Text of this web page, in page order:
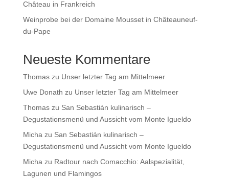
Château in Frankreich
Weinprobe bei der Domaine Mousset in Châteauneuf-
du-Pape
Neueste Kommentare
Thomaszu Unser letzter Tag am Mittelmeer
Uwe Donath zu Unser letzter Tag am Mittelmeer
Thomaszu San Sebastián kulinarisch –
Degustationsmenü und Aussicht vom Monte Igueldo
Micha zu San Sebastián kulinarisch –
Degustationsmenü und Aussicht vom Monte Igueldo
Micha zu Radtour nach Comacchio: Aalspezialität,
Lagunen und Flamingos